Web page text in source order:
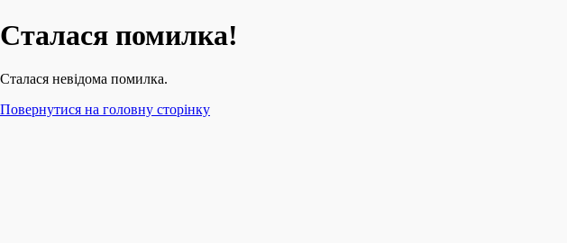
Сталася помилка!
Сталася невідома помилка.
Повернутися на головну сторінку